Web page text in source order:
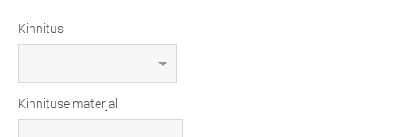
Kinnitus
Kinnituse materjal